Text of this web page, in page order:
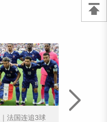
法国连追3球